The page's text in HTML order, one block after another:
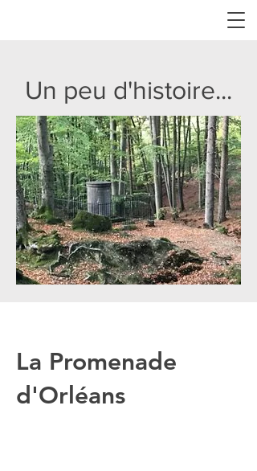
Un peu d'histoire...
La Promenade
d'Orléans